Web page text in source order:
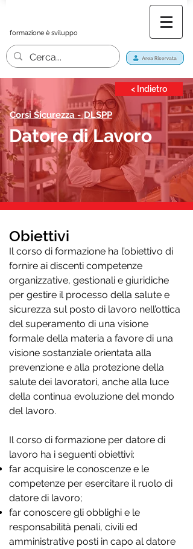
formazione è sviluppo
< Indietro
Corsi Sicurezza -DLSPP
Datore di Lavoro
Obiettivi
Il corso di formazione ha l’obiettivo di
fornire ai discenti competenze
organizzative, gestionali e giuridiche
per gestire il processo della salute e
sicurezza sul posto di lavoro nell’ottica
del superamento di una visione
formale della materia a favore di una
visione sostanziale orientata alla
prevenzione e alla protezione della
salute dei lavoratori, anche alla luce
della continua evoluzione del mondo
del lavoro.
Il corso di formazione per datore di
lavoro ha i seguenti obiettivi:
far acquisire le conoscenze e le
competenze per esercitare il ruolo di
datore di lavoro;
far conoscere gli obblighi e le
responsabilità penali, civili ed
amministrative posti in capo al datore